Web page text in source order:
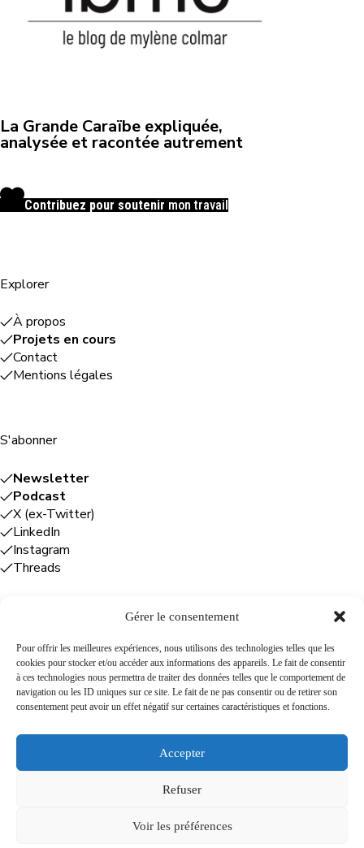
Gérer le consentement
Pour offrir les meilleures expériences, nous utilisons des technologies telles que les
cookies pour stocker et/ou accéder aux informations des appareils. Le fait de consentir
à ces technologies nous permettra de traiter des données telles que le comportement de
navigation ou les ID uniques sur ce site. Le fait de ne pas consentir ou de retirer son
consentement peut avoir un effet négatif sur certaines caractéristiques et fonctions.
Accepter
Refuser
Voir les préférences
La Grande Caraïbe expliquée,
analysée et racontée autrement
Contribuez pour soutenir mon travail
Explorer
À propos
Projets en cours
Contact
Mentions légales
S'abonner
Newsletter
Podcast
X (ex-Twitter)
LinkedIn
Instagram
Threads
Plume Caraïbe: conseil éditorial +
rédaction
Foodîles Agency: lab + média + événement
Cuisines mobiles
Newsletter Podcast